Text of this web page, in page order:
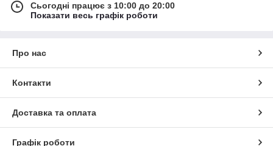
Сьогодні працює з 10:00 до 20:00
Показати весь графік роботи
Про нас
Контакти
Доставка та оплата
Графік роботи